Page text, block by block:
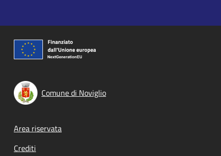
Comune di Noviglio
Footer menu
Area riservata
Crediti